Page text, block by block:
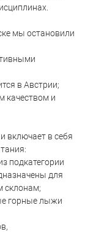
мы остановили
в Австрии;
качеством и
включает в себя
подкатегории
для
склонам;
горные лыжи